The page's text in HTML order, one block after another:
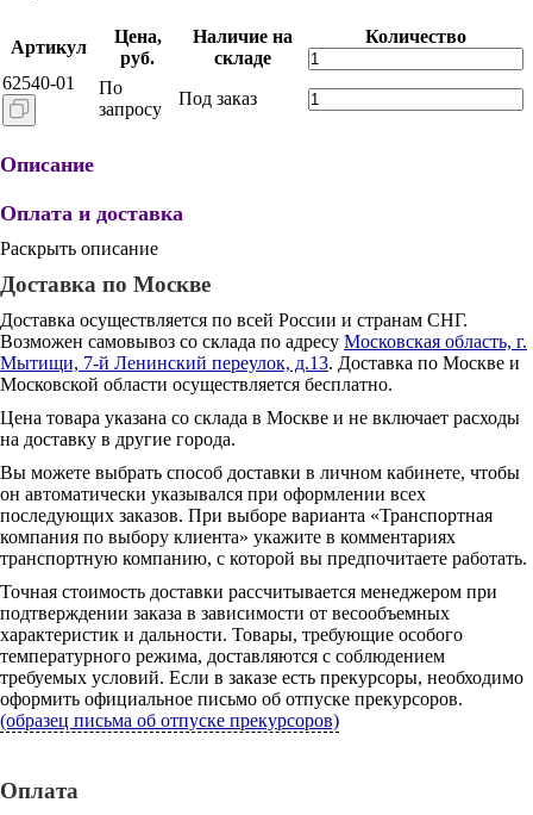
Артикул
Цена,
руб.
Наличие на
складе
Количество
62540-01
По
запросу
Под заказ
Описание
Оплата и доставка
Раскрыть описание
Доставка по Москве
Доставка осуществляется по всей России и странам СНГ.
Возможен самовывоз со склада по адресу Московская область, г.
Мытищи, 7-й Ленинский переулок, д.13. Доставка по Москве и
Московской области осуществляется бесплатно.
Цена товара указана со склада в Москве и не включает расходы
на доставку в другие города.
Вы можете выбрать способ доставки в личном кабинете, чтобы
он автоматически указывался при оформлении всех
последующих заказов. При выборе варианта «Транспортная
компания по выбору клиента» укажите в комментариях
транспортную компанию, с которой вы предпочитаете работать.
Точная стоимость доставки рассчитывается менеджером при
подтверждении заказа в зависимости от весообъемных
характеристик и дальности. Товары, требующие особого
температурного режима, доставляются с соблюдением
требуемых условий. Если в заказе есть прекурсоры, необходимо
оформить официальное письмо об отпуске прекурсоров.
(образец письма об отпуске прекурсоров)
Оплата